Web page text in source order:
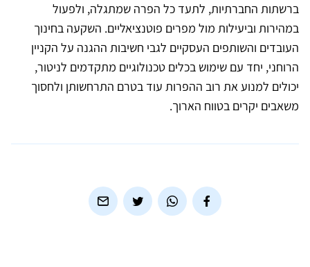
ברשתות החברתיות, לתעד כל הפרה שמתגלה, ולפעול
במהירות וביעילות מול מפרים פוטנציאליים. השקעה בחינוך
העובדים והשותפים העסקיים לגבי חשיבות ההגנה על הקניין
הרוחני, יחד עם שימוש בכלים טכנולוגיים מתקדמים לניטור,
יכולים למנוע את רוב ההפרות עוד בטרם התרחשותן ולחסוך
משאבים יקרים בטווח הארוך.